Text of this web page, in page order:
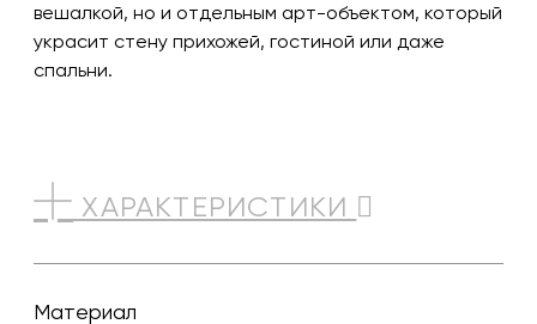
вешалкой, но и отдельным арт-объектом, который
украсит стену прихожей, гостиной или даже
спальни.
ХАРАКТЕРИСТИКИ
Материал